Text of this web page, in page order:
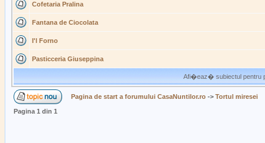
Cofetaria Pralina
Fantana de Ciocolata
I'l Forno
Pasticceria Giuseppina
Afi�eaz� subiectul pentru
Pagina de start a forumului CasaNuntilor.ro -> Tortul miresei
Pagina 1 din 1